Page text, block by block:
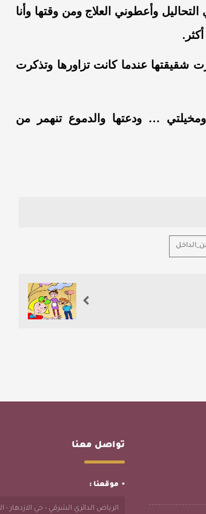
التحاليل وأعطوني العلاج ومنوقتها وأنا
أكثر .
شقيقتها عندما كانت تزاورها وتذكرت
ومخيلتي … ودعتها والدموع تنهمر
من
تواصل معنا
موقعنا :
الرياض الدائري الشرقي - حي الازدهار -